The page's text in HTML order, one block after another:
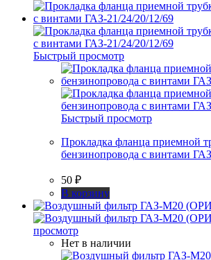
Быстрый просмотр
Быстрый просмотр
Прокладка фланца приемной
бензинопровода с винтами
50 ₽
В корзину
просмотр
Нет в наличии